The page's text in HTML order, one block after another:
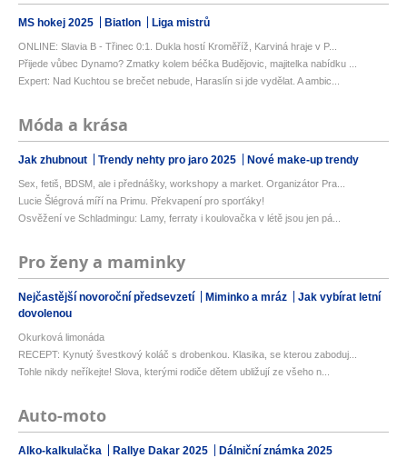
MS hokej 2025 Biatlon Liga mistrů
ONLINE: Slavia B - Třinec 0:1. Dukla hostí Kroměříž, Karviná hraje v P...
Přijede vůbec Dynamo? Zmatky kolem béčka Budějovic, majitelka nabídku ...
Expert: Nad Kuchtou se brečet nebude, Haraslín si jde vydělat. A ambic...
Móda a krása
Jak zhubnout Trendy nehty pro jaro 2025 Nové make-up trendy
Sex, fetiš, BDSM, ale i přednášky, workshopy a market. Organizátor Pra...
Lucie Šlégrová míří na Primu. Překvapení pro sporťáky!
Osvěžení ve Schladmingu: Lamy, ferraty i koulovačka v létě jsou jen pá...
Pro ženy a maminky
Nejčastější novoroční předsevzetí Miminko a mráz
Jak vybírat letní
dovolenou
Okurková limonáda
RECEPT: Kynutý švestkový koláč s drobenkou. Klasika, se kterou zaboduj...
Tohle nikdy neříkejte! Slova, kterými rodiče dětem ubližují ze všeho n...
Auto-moto
Alko-kalkulačka Rallye Dakar 2025 Dálniční známka 2025